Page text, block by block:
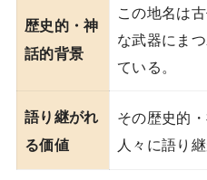
歴史的・神
話的背景
この地名は
な武器にま
ている。
語り継がれ
る価値
その歴史的
人々に語り